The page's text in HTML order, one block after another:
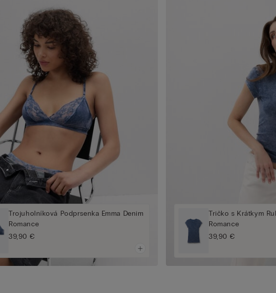
Trojuholníková Podprsenka Emma Denim
Romance
39,90 €
Tričko s Krátkym
Romance
39,90 €